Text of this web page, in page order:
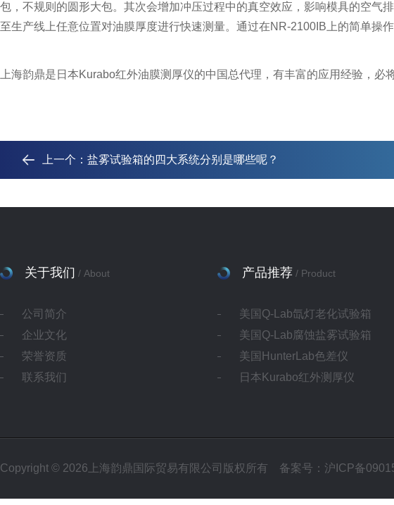
包，不规则的圆形大包。其次会增加冲压过程中的真空效应，影响模具的空
至生产线上任意位置对油膜厚度进行快速测量。通过在NR-2100IB上的简单操
上海韵鼎是日本Kurabo红外油膜测厚仪的中国总代理，有丰富的应用经验，必
上一个： 盐雾试验箱的四大系统分别是哪些呢？
关于我们 / About
公司简介
企业文化
荣誉资质
联系我们
产品推荐 / Product
美国Q-Lab氙灯老化试验箱
美国Q-Lab腐蚀盐雾试验箱
美国HunterLab色差仪
日本Kurabo红外测厚仪
Copyright © 2026上海韵鼎国际贸易有限公司版权所有 备案号：沪ICP备